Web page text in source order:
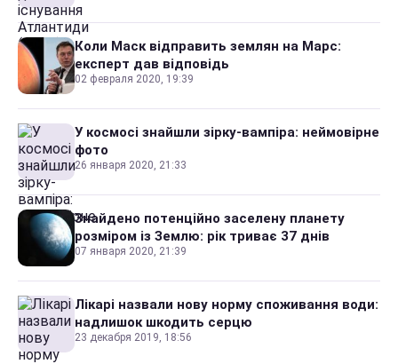
Коли Маск відправить землян на Марс:
експерт дав відповідь
02 февраля 2020, 19:39
У космосі знайшли зірку-вампіра: неймовірне
фото
26 января 2020, 21:33
Знайдено потенційно заселену планету
розміром із Землю: рік триває 37 днів
07 января 2020, 21:39
Лікарі назвали нову норму споживання води:
надлишок шкодить серцю
23 декабря 2019, 18:56